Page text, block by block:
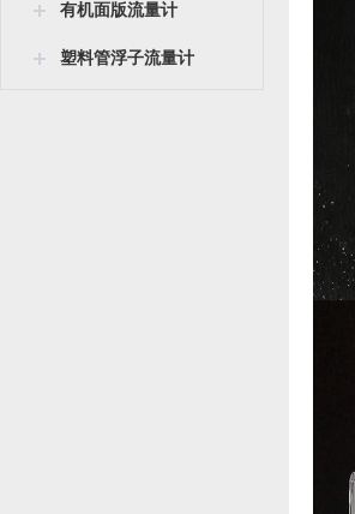
有机面版流量计
塑料管浮子流量计